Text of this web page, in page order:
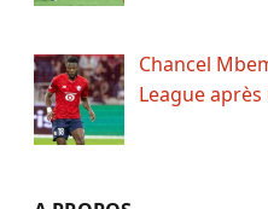
Chancel
League après